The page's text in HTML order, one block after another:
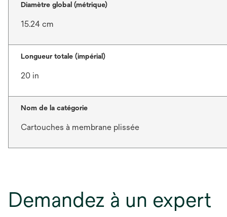
Diamètre global (métrique)
15.24 cm
Longueur totale (impérial)
20 in
Nom de la catégorie
Cartouches à membrane plissée
Demandez à un expert